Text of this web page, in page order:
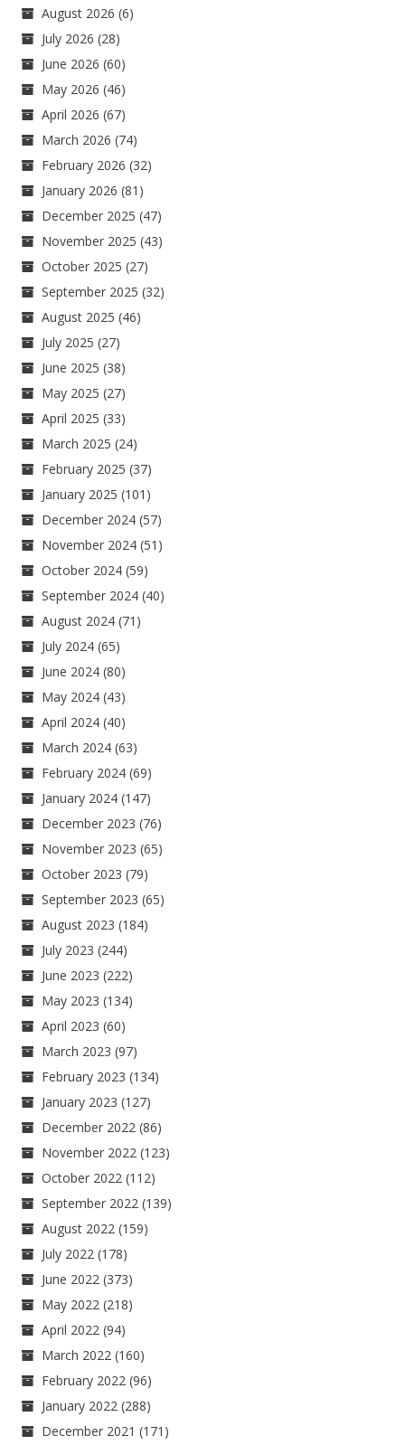
August 2026 (6)
July 2026 (28)
June 2026 (60)
May 2026 (46)
April 2026 (67)
March 2026 (74)
February 2026 (32)
January 2026 (81)
December 2025 (47)
November 2025 (43)
October 2025 (27)
September 2025 (32)
August 2025 (46)
July 2025 (27)
June 2025 (38)
May 2025 (27)
April 2025 (33)
March 2025 (24)
February 2025 (37)
January 2025 (101)
December 2024 (57)
November 2024 (51)
October 2024 (59)
September 2024 (40)
August 2024 (71)
July 2024 (65)
June 2024 (80)
May 2024 (43)
April 2024 (40)
March 2024 (63)
February 2024 (69)
January 2024 (147)
December 2023 (76)
November 2023 (65)
October 2023 (79)
September 2023 (65)
August 2023 (184)
July 2023 (244)
June 2023 (222)
May 2023 (134)
April 2023 (60)
March 2023 (97)
February 2023 (134)
January 2023 (127)
December 2022 (86)
November 2022 (123)
October 2022 (112)
September 2022 (139)
August 2022 (159)
July 2022 (178)
June 2022 (373)
May 2022 (218)
April 2022 (94)
March 2022 (160)
February 2022 (96)
January 2022 (288)
December 2021 (171)